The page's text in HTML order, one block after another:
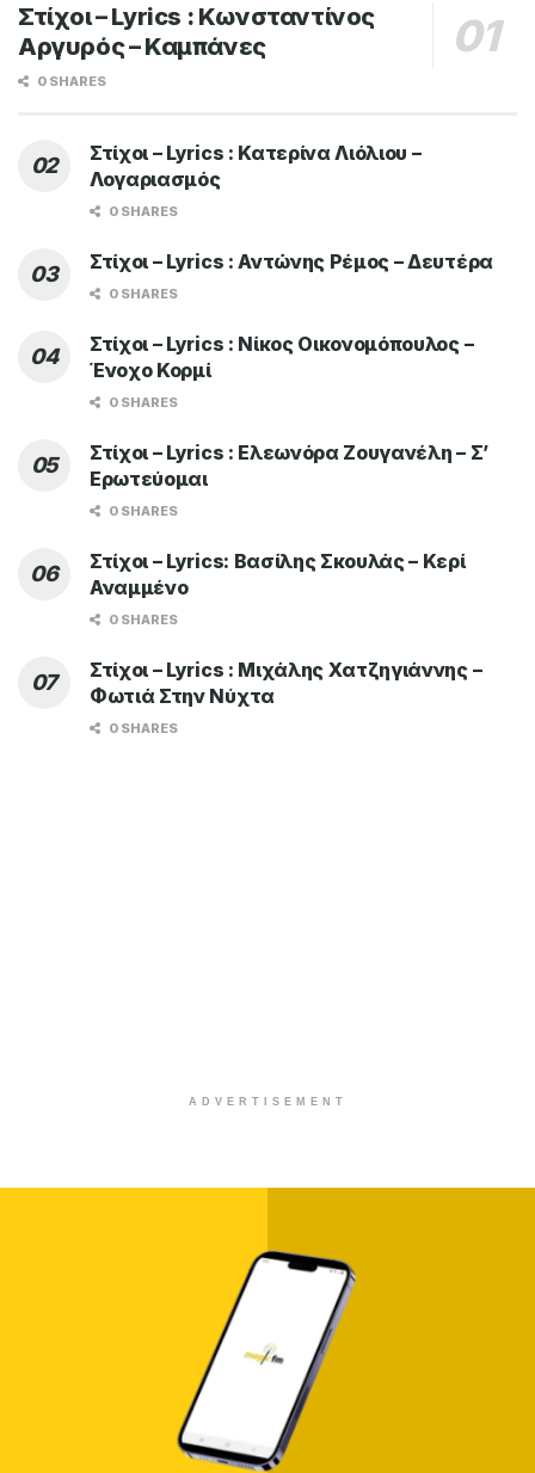
Στίχοι – Lyrics : Κωνσταντίνος
Αργυρός – Καμπάνες
0 SHARES
Στίχοι – Lyrics : Κατερίνα Λιόλιου –
Λογαριασμός
0 SHARES
Στίχοι – Lyrics : Αντώνης Ρέμος – Δευτέρα
0 SHARES
Στίχοι – Lyrics : Νίκος Οικονομόπουλος –
Ένοχο Κορμί
0 SHARES
Στίχοι – Lyrics : Ελεωνόρα Ζουγανέλη – Σ’
Ερωτεύομαι
0 SHARES
Στίχοι – Lyrics: Βασίλης Σκουλάς – Κερί
Αναμμένο
0 SHARES
Στίχοι – Lyrics : Μιχάλης Χατζηγιάννης –
Φωτιά Στην Νύχτα
0 SHARES
ADVERTISEMENT